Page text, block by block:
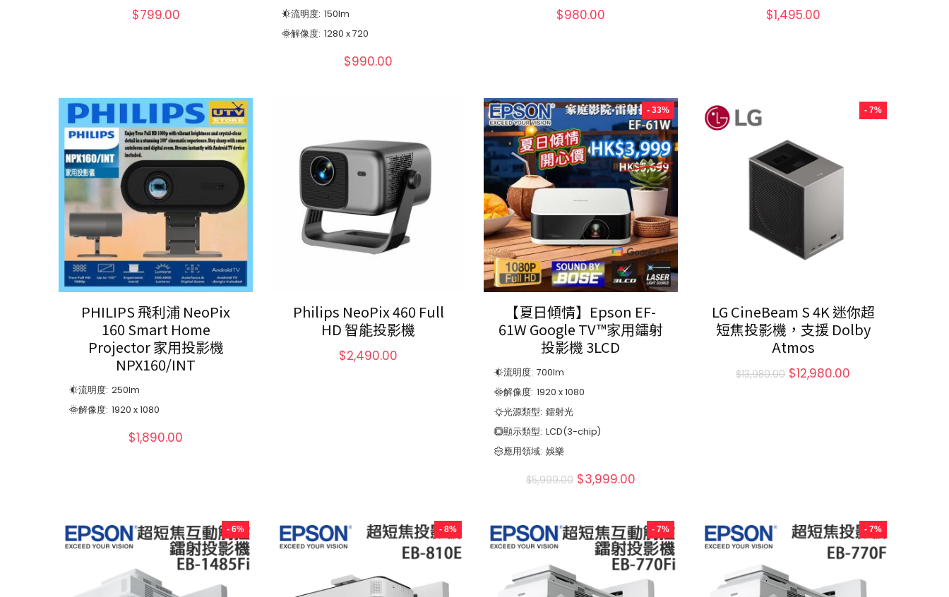
$799.00 流明度: 150lm
解像度: 1280 x 720
$990.00
$980.00 $1,495.00
PHILIPS 飛利浦 NeoPix
160 Smart Home
Projector 家用投影機
NPX160/INT
流明度: 250lm
解像度: 1920 x 1080
$1,890.00
Philips NeoPix 460 Full
HD 智能投影機
$2,490.00
- 33%
【夏日傾情】Epson EF-
61W Google TV™家用鐳射
投影機 3LCD
流明度: 700lm
解像度: 1920 x 1080
光源類型: 鐳射光
顯示類型: LCD(3-chip)
應用領域: 娛樂
$5,999.00 $3,999.00
- 7%
LG CineBeam S 4K 迷你超
短焦投影機，支援 Dolby
Atmos
$13,980.00 $12,980.00
- 6% - 8% - 7% - 7%